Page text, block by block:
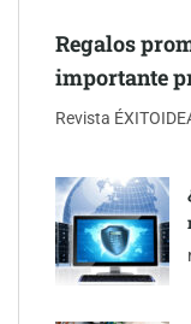
inmobiliarios: hasta
Gestoría Online
Regalos
importante
Revista